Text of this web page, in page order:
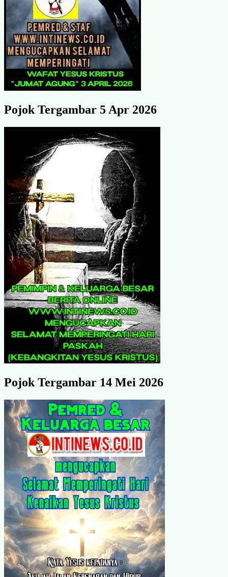
Pojok Tergambar 5 Apr 2026
Pojok Tergambar 14 Mei 2026